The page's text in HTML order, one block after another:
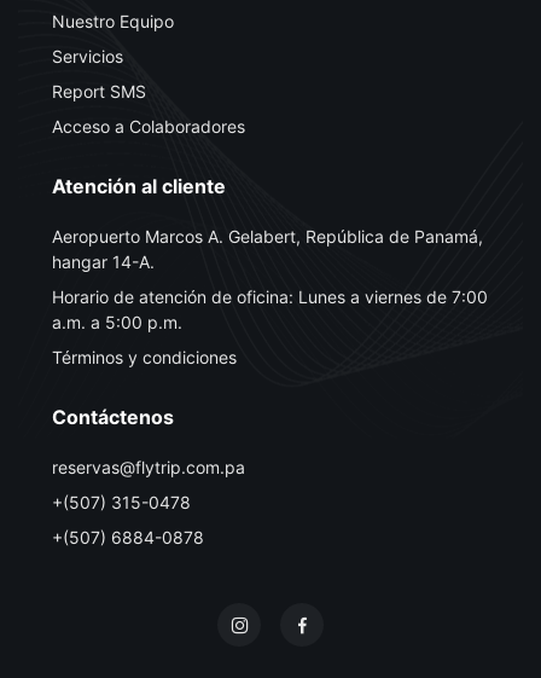
Nuestro Equipo
Servicios
Report SMS
Acceso a Colaboradores
Atención al cliente
Aeropuerto Marcos A. Gelabert, República de Panamá,
hangar 14-A.
Horario de atención de oficina: Lunes a viernes de 7:00
a.m. a 5:00 p.m.
Términos y condiciones
Contáctenos
reservas@flytrip.com.pa
+(507) 315-0478
+(507) 6884-0878